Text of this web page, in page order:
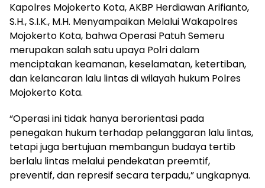
Kapolres Mojokerto Kota, AKBP Herdiawan Arifianto,
S.H., S.I.K., M.H. Menyampaikan Melalui Wakapolres
Mojokerto Kota, bahwa Operasi Patuh Semeru
merupakan salah satu upaya Polri dalam
menciptakan keamanan, keselamatan, ketertiban,
dan kelancaran lalu lintas di wilayah hukum Polres
Mojokerto Kota.
“Operasi ini tidak hanya berorientasi pada
penegakan hukum terhadap pelanggaran lalu lintas,
tetapi juga bertujuan membangun budaya tertib
berlalu lintas melalui pendekatan preemtif,
preventif, dan represif secara terpadu,” ungkapnya.